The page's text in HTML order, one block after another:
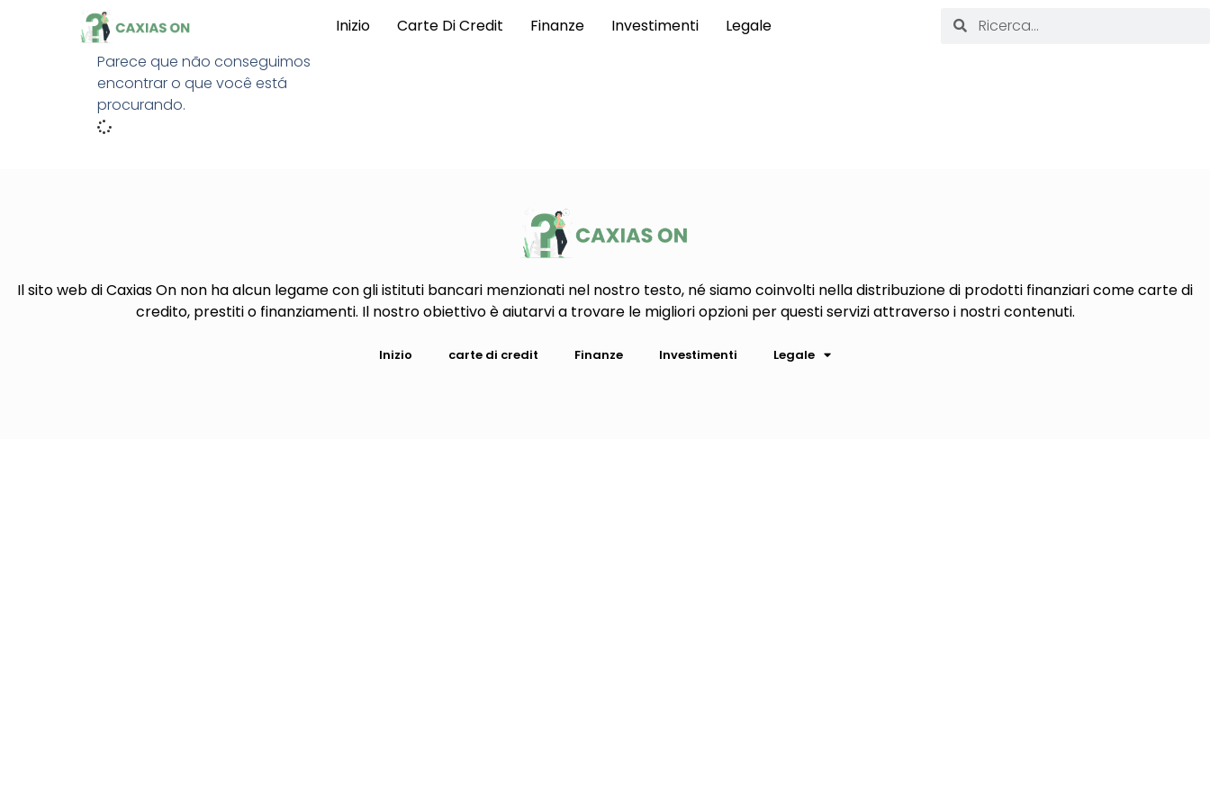
Inizio Carte Di Credit Finanze Investimenti
Legale
Parece que não conseguimos
encontrar o que você está
procurando.
Il sito web di Caxias On non ha alcun legame con gli istituti bancari menzionati nel nostro testo, né siamo coinvolti nella distribuzione di prodotti finanziari come carte di
credito, prestiti o finanziamenti. Il nostro obiettivo è aiutarvi a trovare le migliori opzioni per questi servizi attraverso i nostri contenuti.
Inizio carte di credit Finanze Investimenti Legale